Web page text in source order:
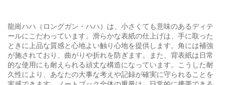
龍崗ハハ（ロングガン・ハハ）は、小さくても意味のあるディテ
ールにこだわっています。滑らかな表紙の仕上げは、手に取った
ときに上品な質感と心地よい触り心地を提供します。角には補強
が施されており、曲がりや折れを防ぎます。また、背表紙は日常
的な使用にも耐えられる頑丈な構造になっています。こうした耐
久性により、あなたの大事な考えや記録が確実に守られることを